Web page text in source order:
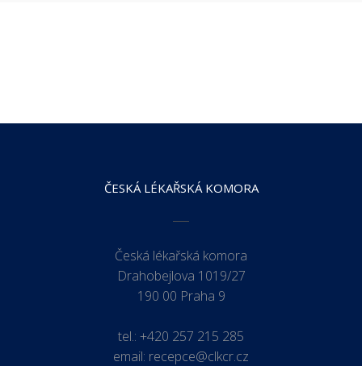
ČESKÁ LÉKAŘSKÁ KOMORA
Česká lékařská komora
Drahobejlova 1019/27
190 00 Praha 9
tel.: +420 257 215 285
email: recepce@clkcr.cz